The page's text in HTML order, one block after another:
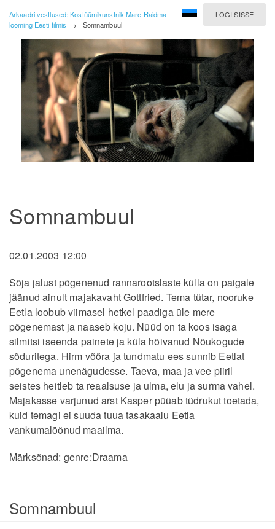
LOGI SISSE
Arkaadri vestlused: Kostüümikunstnik Mare Raidma
looming Eesti filmis
> Somnambuul
Somnambuul
02.01.2003 12:00
Sõja jalust põgenenud rannarootslaste külla on paigale
jäänud ainult majakavaht Gottfried. Tema tütar, nooruke
Eetla loobub viimasel hetkel paadiga üle mere
põgenemast ja naaseb koju. Nüüd on ta koos isaga
silmitsi iseenda painete ja küla hõivanud Nõukogude
sõduritega. Hirm võõra ja tundmatu ees sunnib Eetlat
põgenema unenägudesse. Taeva, maa ja vee piiril
seistes heitleb ta reaalsuse ja ulma, elu ja surma vahel.
Majakasse varjunud arst Kasper püüab tüdrukut toetada,
kuid temagi ei suuda tuua tasakaalu Eetla
vankumalöönud maailma.
Märksõnad: genre:Draama
Somnambuul